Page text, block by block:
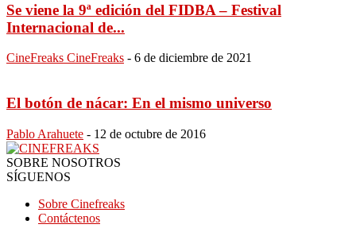
Se viene la 9ª edición del FIDBA – Festival
Internacional de...
CineFreaks CineFreaks - 6 de diciembre de 2021
El botón de nácar: En el mismo universo
Pablo Arahuete - 12 de octubre de 2016
SOBRE NOSOTROS
SÍGUENOS
Sobre Cinefreaks
Contáctenos